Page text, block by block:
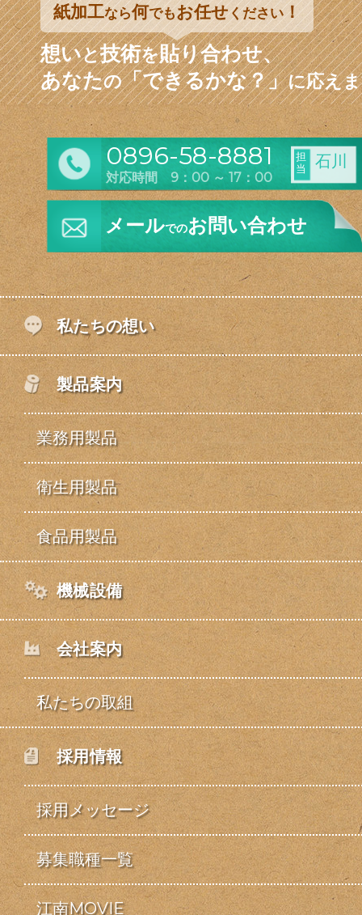
紙加工なら何でもお任せください！
想いと技術を貼り合わせ、
あなたの「できるかな？」に応え
0896-58-8881
対応時間 9：00 ～ 17：00
担
当
石川
メールでのお問い合わせ
私たちの想い
製品案内
業務用製品
衛生用製品
食品用製品
機械設備
会社案内
私たちの取組
採用情報
採用メッセージ
募集職種一覧
江南MOVIE